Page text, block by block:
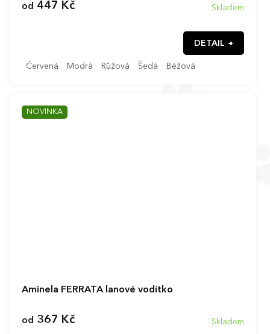
Skladem
od 447 Kč
DETAIL
Červená Modrá Růžová Šedá Béžová
NOVINKA
Aminela FERRATA lanové vodítko
Skladem
od 367 Kč